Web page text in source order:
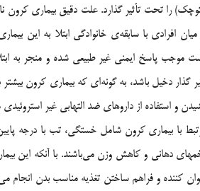
را تحت تأثیر گذارد. علت دقیق بیماری کرون
میان افرادی با سابقه‌ی خانوادگی ابتلا به
موجب پاسخ ایمنی غیر طبیعی شده و منجر به
گذار دخیل باشد، به گونه‌ای که بیماری کرون
و استفاده از داروهای ضد التهابی غیر
با بیماری کرون شامل خستگی، تب با درجه
دهانی و کاهش وزن می‌باشند. با آنکه این
کننده و فراهم ساختن تغذیه مناسب بدن انجام